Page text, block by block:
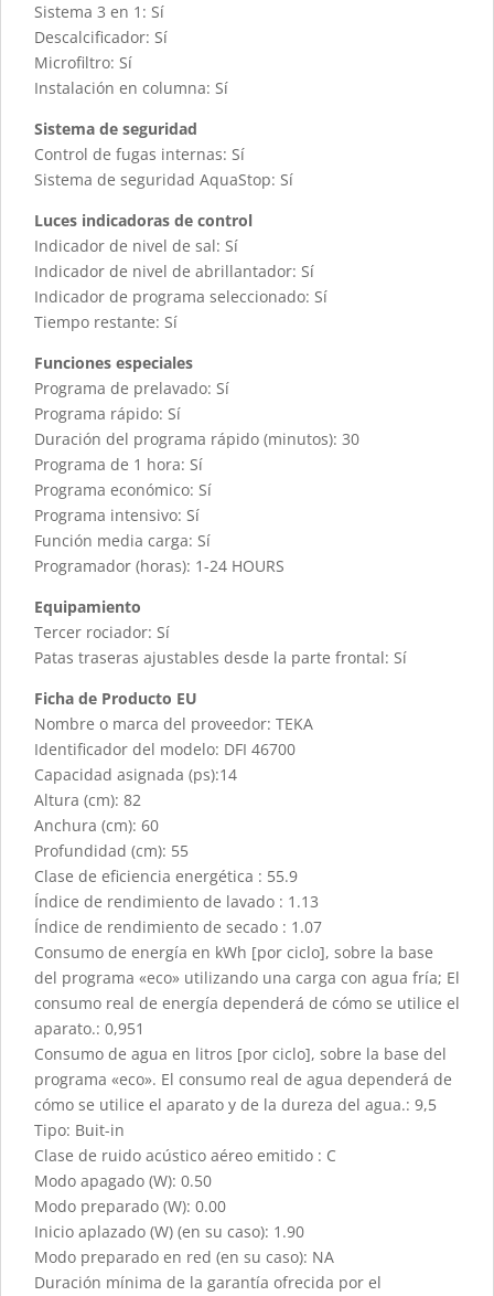
Sistema 3 en 1: Sí
Descalcificador: Sí
Microfiltro: Sí
Instalación en columna: Sí
Sistema de seguridad
Control de fugas internas: Sí
Sistema de seguridad AquaStop: Sí
Luces indicadoras de control
Indicador de nivel de sal: Sí
Indicador de nivel de abrillantador: Sí
Indicador de programa seleccionado: Sí
Tiempo restante: Sí
Funciones especiales
Programa de prelavado: Sí
Programa rápido: Sí
Duración del programa rápido (minutos): 30
Programa de 1 hora: Sí
Programa económico: Sí
Programa intensivo: Sí
Función media carga: Sí
Programador (horas): 1-24 HOURS
Equipamiento
Tercer rociador: Sí
Patas traseras ajustables desde la parte frontal: Sí
Ficha de Producto EU
Nombre o marca del proveedor: TEKA
Identificador del modelo: DFI 46700
Capacidad asignada (ps):14
Altura (cm): 82
Anchura (cm): 60
Profundidad (cm): 55
Clase de eficiencia energética : 55.9
Índice de rendimiento de lavado : 1.13
Índice de rendimiento de secado : 1.07
Consumo de energía en kWh [por ciclo], sobre la base
del programa «eco» utilizando una carga con agua fría; El
consumo real de energía dependerá de cómo se utilice el
aparato.: 0,951
Consumo de agua en litros [por ciclo], sobre la base del
programa «eco». El consumo real de agua dependerá de
cómo se utilice el aparato y de la dureza del agua.: 9,5
Tipo: Buit-in
Clase de ruido acústico aéreo emitido : C
Modo apagado (W): 0.50
Modo preparado (W): 0.00
Inicio aplazado (W) (en su caso): 1.90
Modo preparado en red (en su caso): NA
Duración mínima de la garantía ofrecida por el